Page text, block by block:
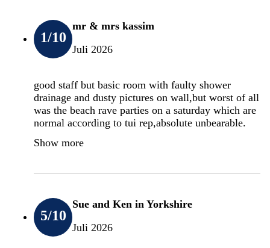
1/10
mr & mrs kassim
Juli 2026
good staff but basic room with faulty shower
drainage and dusty pictures on wall,but worst of all
was the beach rave parties on a saturday which are
normal according to tui rep,absolute unbearable.
Show more
5/10
Sue and Ken in Yorkshire
Juli 2026